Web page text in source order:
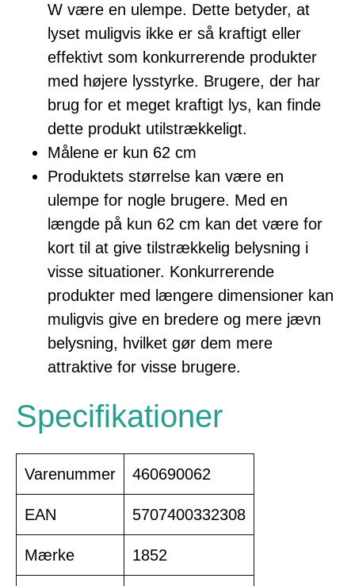
W være en ulempe. Dette betyder, at
lyset muligvis ikke er så kraftigt eller
effektivt som konkurrerende produkter
med højere lysstyrke. Brugere, der har
brug for et meget kraftigt lys, kan finde
dette produkt utilstrækkeligt.
Målene er kun 62 cm
Produktets størrelse kan være en
ulempe for nogle brugere. Med en
længde på kun 62 cm kan det være for
kort til at give tilstrækkelig belysning i
visse situationer. Konkurrerende
produkter med længere dimensioner kan
muligvis give en bredere og mere jævn
belysning, hvilket gør dem mere
attraktive for visse brugere.
Specifikationer
Varenummer 460690062
EAN 5707400332308
Mærke 1852